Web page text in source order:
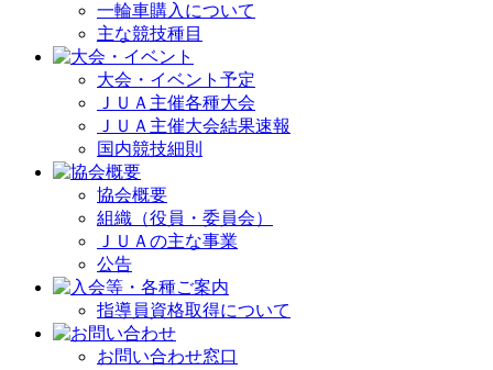
一輪車購入について
主な競技種目
大会・イベント予定
ＪＵＡ主催各種大会
ＪＵＡ主催大会結果速報
国内競技細則
協会概要
組織（役員・委員会）
ＪＵＡの主な事業
公告
指導員資格取得について
お問い合わせ窓口